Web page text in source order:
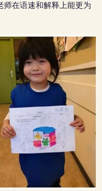
师在语速和解释上能更为